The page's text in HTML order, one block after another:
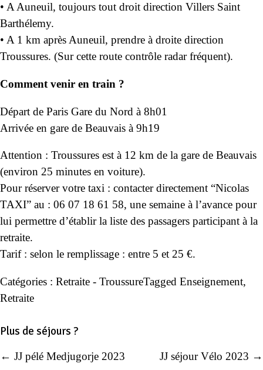
• A Auneuil, toujours tout droit direction Villers Saint
Barthélemy.
• A 1 km après Auneuil, prendre à droite direction
Troussures. (Sur cette route contrôle radar fréquent).
Comment venir en train ?
Départ de Paris Gare du Nord à 8h01
Arrivée en gare de Beauvais à 9h19
Attention : Troussures est à 12 km de la gare de Beauvais
(environ 25 minutes en voiture).
Pour réserver votre taxi : contacter directement “Nicolas
TAXI” au : 06 07 18 61 58, une semaine à l’avance pour
lui permettre d’établir la liste des passagers participant à la
retraite.
Tarif : selon le remplissage : entre 5 et 25 €.
Catégories : Retraite - TroussureTagged Enseignement,
Retraite
Plus de séjours ?
Navigation
← JJ pélé Medjugorje 2023 JJ séjour Vélo 2023 →